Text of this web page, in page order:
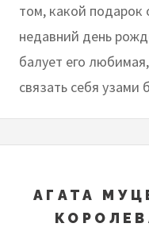
том, какой подарок
недавний день
балует его
связать себя узами
АГАТА